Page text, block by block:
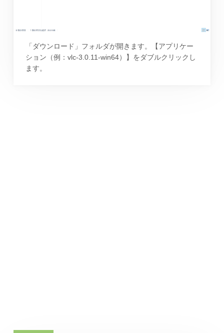
「ダウンロード」フォルダが開きます。【アプリケー
ション（例：vlc-3.0.11-win64）】をダブルクリックし
ます。